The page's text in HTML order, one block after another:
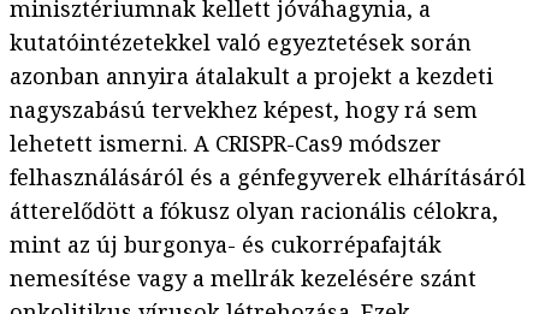
minisztériumnak kellett jóváhagynia, a
kutatóintézetekkel való egyeztetések során
azonban annyira átalakult a projekt a kezdeti
nagyszabású tervekhez képest, hogy rá sem
lehetett ismerni. A CRISPR-Cas9 módszer
felhasználásáról és a génfegyverek elhárításáról
átterelődött a fókusz olyan racionális célokra,
mint az új burgonya- és cukorrépafajták
nemesítése vagy a mellrák kezelésére szánt